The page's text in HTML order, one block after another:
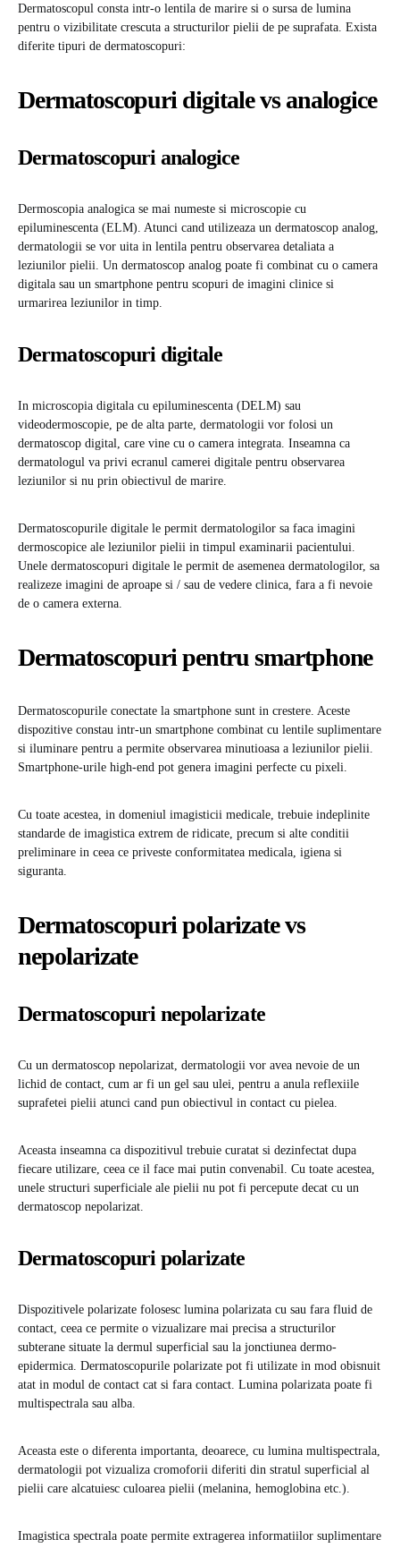
Dermatoscopul consta intr-o lentila de marire si o sursa de lumina
pentru o vizibilitate crescuta a structurilor pielii de pe suprafata. Exista
diferite tipuri de dermatoscopuri:
Dermatoscopuri digitale vs analogice
Dermatoscopuri analogice
Dermoscopia analogica se mai numeste si microscopie cu
epiluminescenta (ELM). Atunci cand utilizeaza un dermatoscop analog,
dermatologii se vor uita in lentila pentru observarea detaliata a
leziunilor pielii. Un dermatoscop analog poate fi combinat cu o camera
digitala sau un smartphone pentru scopuri de imagini clinice si
urmarirea leziunilor in timp.
Dermatoscopuri digitale
In microscopia digitala cu epiluminescenta (DELM) sau
videodermoscopie, pe de alta parte, dermatologii vor folosi un
dermatoscop digital, care vine cu o camera integrata. Inseamna ca
dermatologul va privi ecranul camerei digitale pentru observarea
leziunilor si nu prin obiectivul de marire.
Dermatoscopurile digitale le permit dermatologilor sa faca imagini
dermoscopice ale leziunilor pielii in timpul examinarii pacientului.
Unele dermatoscopuri digitale le permit de asemenea dermatologilor, sa
realizeze imagini de aproape si / sau de vedere clinica, fara a fi nevoie
de o camera externa.
Dermatoscopuri pentru smartphone
Dermatoscopurile conectate la smartphone sunt in crestere. Aceste
dispozitive constau intr-un smartphone combinat cu lentile suplimentare
si iluminare pentru a permite observarea minutioasa a leziunilor pielii.
Smartphone-urile high-end pot genera imagini perfecte cu pixeli.
Cu toate acestea, in domeniul imagisticii medicale, trebuie indeplinite
standarde de imagistica extrem de ridicate, precum si alte conditii
preliminare in ceea ce priveste conformitatea medicala, igiena si
siguranta.
Dermatoscopuri polarizate vs
nepolarizate
Dermatoscopuri nepolarizate
Cu un dermatoscop nepolarizat, dermatologii vor avea nevoie de un
lichid de contact, cum ar fi un gel sau ulei, pentru a anula reflexiile
suprafetei pielii atunci cand pun obiectivul in contact cu pielea.
Aceasta inseamna ca dispozitivul trebuie curatat si dezinfectat dupa
fiecare utilizare, ceea ce il face mai putin convenabil. Cu toate acestea,
unele structuri superficiale ale pielii nu pot fi percepute decat cu un
dermatoscop nepolarizat.
Dermatoscopuri polarizate
Dispozitivele polarizate folosesc lumina polarizata cu sau fara fluid de
contact, ceea ce permite o vizualizare mai precisa a structurilor
subterane situate la dermul superficial sau la jonctiunea dermo-
epidermica. Dermatoscopurile polarizate pot fi utilizate in mod obisnuit
atat in ​​modul de contact cat si fara contact. Lumina polarizata poate fi
multispectrala sau alba.
Aceasta este o diferenta importanta, deoarece, cu lumina multispectrala,
dermatologii pot vizualiza cromoforii diferiti din stratul superficial al
pielii care alcatuiesc culoarea pielii (melanina, hemoglobina etc.).
Imagistica spectrala poate permite extragerea informatiilor suplimentare